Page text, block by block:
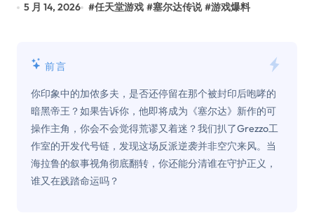
5 月 14, 2026 #任天堂游戏 #塞尔达传说 #游戏爆料
前言
你印象中的加侬多夫，是否还停留在那个被封印后咆哮的
暗黑帝王？如果告诉你，他即将成为《塞尔达》新作的可
操作主角，你会不会觉得荒谬又着迷？我们扒了Grezzo工
作室的开发代号链，发现这场反派逆袭并非空穴来风。当
海拉鲁的叙事视角彻底翻转，你还能分清谁在守护正义，
谁又在践踏命运吗？